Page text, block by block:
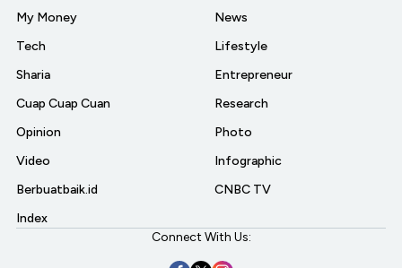
My Money
Tech
Sharia
Cuap Cuap Cuan
Opinion
Video
Berbuatbaik.id
Index
News
Lifestyle
Entrepreneur
Research
Photo
Infographic
CNBC TV
Connect With Us: